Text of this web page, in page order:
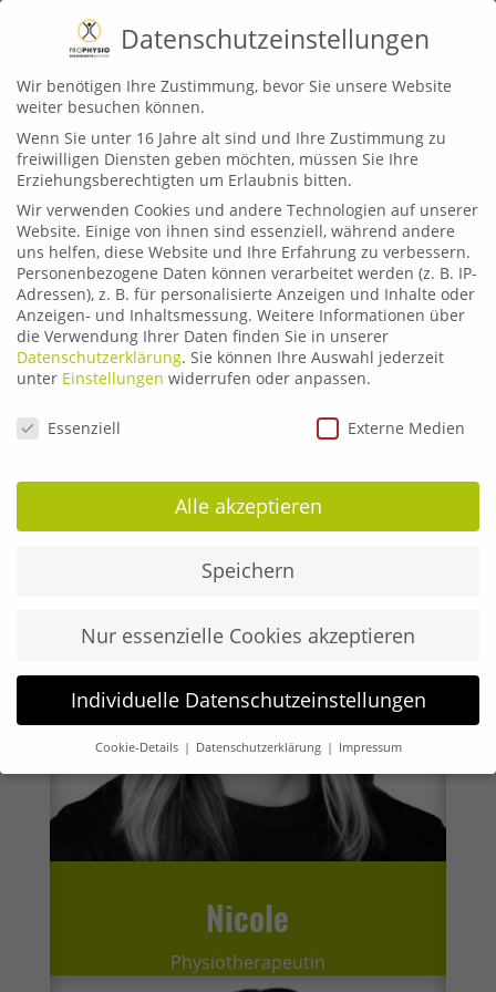
PROPHYSIO-TEAM IN
MARKT RETTENBACH
Natalie
Physiotherapeutin
Nicole
Physiotherapeutin
Datenschutzeinstellungen
Wir benötigen Ihre Zustimmung, bevor Sie unsere Website
weiter besuchen können.
Wenn Sie unter 16 Jahre alt sind und Ihre Zustimmung zu
freiwilligen Diensten geben möchten, müssen Sie Ihre
Erziehungsberechtigten um Erlaubnis bitten.
Wir verwenden Cookies und andere Technologien auf unserer
Website. Einige von ihnen sind essenziell, während andere
uns helfen, diese Website und Ihre Erfahrung zu verbessern.
Personenbezogene Daten können verarbeitet werden (z. B. IP-
Adressen), z. B. für personalisierte Anzeigen und Inhalte oder
Anzeigen- und Inhaltsmessung. Weitere Informationen über
die Verwendung Ihrer Daten finden Sie in unserer
Datenschutzerklärung. Sie können Ihre Auswahl jederzeit
unter Einstellungen widerrufen oder anpassen.
Datenschutzeinstellungen
Essenziell Externe Medien
Alle akzeptieren
Speichern
Nur essenzielle Cookies akzeptieren
Individuelle Datenschutzeinstellungen
Cookie-Details Datenschutzerklärung Impressum
Datenschutzeinstellungen
Wenn Sie unter 16 Jahre alt sind und Ihre Zustimmung zu
freiwilligen Diensten geben möchten, müssen Sie Ihre
Website. Einige von ihnen sind essenziell, während andere
Personenbezogene Daten können verarbeitet werden (z. B. IP-
Adressen), z. B. für personalisierte Anzeigen und Inhalte oder